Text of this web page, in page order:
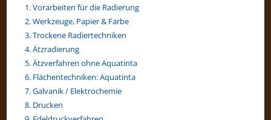
1. Vorarbeiten für die Radierung
2. Werkzeuge, Papier & Farbe
3. Trockene Radiertechniken
4. Ätzradierung
5. Ätzverfahren ohne Aquatinta
6. Flächentechniken: Aquatinta
7. Galvanik / Elektrochemie
8. Drucken